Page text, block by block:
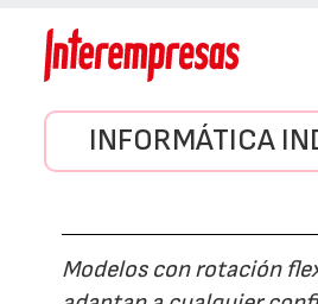
INFORMÁTICA
Modelos con rotación